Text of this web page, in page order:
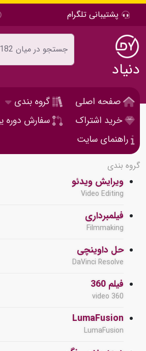
پشتیبانی تلگرام
دنیاد
صفحه اصلی گروه بندی
خرید اشتراک
سفارش دوره
راهنمای سایت
گروه بندی
ویرایش ویدئو
Video Editing
فیلمبرداری
Filmmaking
حل داوینچی
DaVinci Resolve
فیلم 360
360 video
LumaFusion
LumaFusion